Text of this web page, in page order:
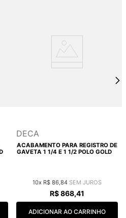
DECA
ACABAMENTO PARA REGISTRO DE
GAVETA 1 1/4 E 1 1/2 POLO GOLD
10 R$ 86 84
R$868,41
ADICIONAR AO CARRINHO